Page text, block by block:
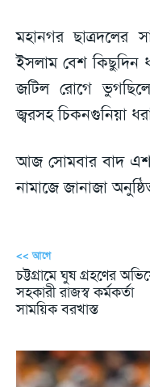
মহানগর ছাত্রদলের
ইসলাম বেশ কিছুদিন
জটিল রোগে
জ্বরসহ চিকনগুনিয়া
আজ সোমবার বাদ
নামাজে জানাজা
<< আগে
চট্টগ্রামে ঘুষ গ্রহণের
সহকারী রাজস্ব কর্মকর্তা
সাময়িক বরখাস্ত